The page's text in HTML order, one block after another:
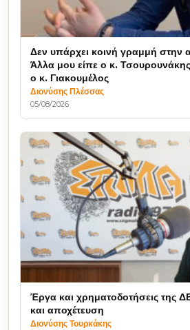
Δεν υπάρχει κοινή γραμμή στην
Άλλα μου είπε ο κ.
ο κ. Γιακουμέλος
Διονύσης Πλέσσας
05/08/2026
Έργα και χρηματοδοτήσεις της
και αποχέτευση
Διονύσης Τουρκάκης